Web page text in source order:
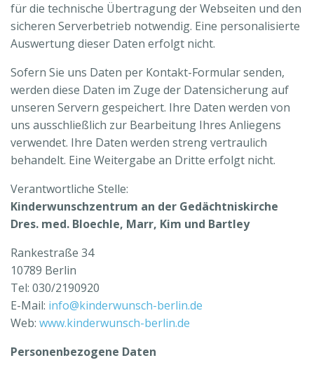
für die technische Übertragung der Webseiten und den
sicheren Serverbetrieb notwendig. Eine personalisierte
Auswertung dieser Daten erfolgt nicht.
Sofern Sie uns Daten per Kontakt-Formular senden,
werden diese Daten im Zuge der Datensicherung auf
unseren Servern gespeichert. Ihre Daten werden von
uns ausschließlich zur Bearbeitung Ihres Anliegens
verwendet. Ihre Daten werden streng vertraulich
behandelt. Eine Weitergabe an Dritte erfolgt nicht.
Verantwortliche Stelle:
Kinderwunschzentrum an der Gedächtniskirche
Dres. med. Bloechle, Marr, Kim und Bartley
Rankestraße 34
10789 Berlin
Tel: 030/2190920
E-Mail: info@kinderwunsch-berlin.de
Web: www.kinderwunsch-berlin.de
Personenbezogene Daten